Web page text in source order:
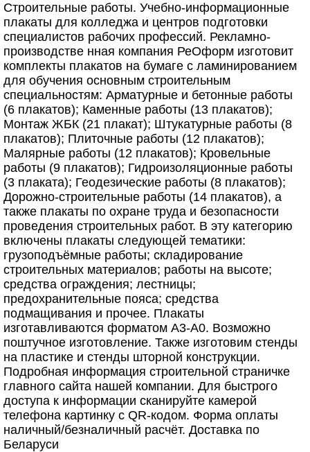
Строительные работы. Учебно-информационные
плакаты для колледжа и центров подготовки
специалистов рабочих профессий. Рекламно-
производстве нная компания РеОформ изготовит
комплекты плакатов на бумаге с ламинированием
для обучения основным строительным
специальностям: Арматурные и бетонные работы
(6 плакатов); Каменные работы (13 плакатов);
Монтаж ЖБК (21 плакат); Штукатурные работы (8
плакатов); Плиточные работы (12 плакатов);
Малярные работы (12 плакатов); Кровельные
работы (9 плакатов); Гидроизоляционные работы
(3 плаката); Геодезические работы (8 плакатов);
Дорожно-строительные работы (14 плакатов), а
также плакаты по охране труда и безопасности
проведения строительных работ. В эту категорию
включены плакаты следующей тематики:
грузоподъёмные работы; складирование
строительных материалов; работы на высоте;
средства ограждения; лестницы;
предохранительные пояса; средства
подмащивания и прочее. Плакаты
изготавливаются форматом А3-А0. Возможно
поштучное изготовление. Также изготовим стенды
на пластике и стенды шторной конструкции.
Подробная информация строительной страничке
главного сайта нашей компании. Для быстрого
доступа к информации сканируйте камерой
телефона картинку с QR-кодом. Форма оплаты
наличный/безналичный расчёт. Доставка по
Беларуси